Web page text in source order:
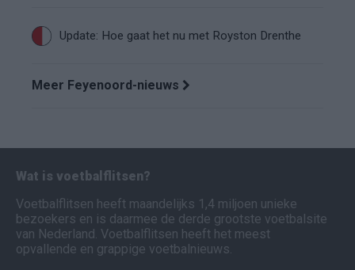
Update: Hoe gaat het nu met Royston Drenthe
Meer Feyenoord-nieuws
Wat is voetbalflitsen?
Voetbalflitsen heeft maandelijks 1,4 miljoen unieke
bezoekers en is daarmee de derde grootste voetbalsite
van Nederland. Voetbalflitsen heeft het meest
opvallende en grappige voetbalnieuws.